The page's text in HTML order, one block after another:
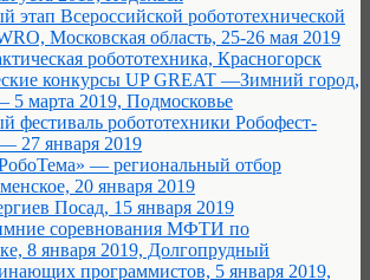
этап Всероссийской робототехнической
Московская область, 25-26 мая 2019
робототехника, Красногорск
конкурсы UP GREAT —Зимний город,
5 марта 2019, Подмосковье
фестиваль робототехники Робофест-
27 января 2019
— региональный отбор
20 января 2019
Посад, 15 января 2019
соревнования МФТИ по
8 января 2019, Долгопрудный
программистов, 5 января 2019,